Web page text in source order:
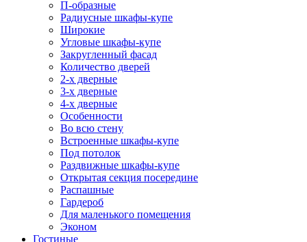
П-образные
Радиусные шкафы-купе
Широкие
Угловые шкафы-купе
Закругленный фасад
Количество дверей
2-х дверные
3-х дверные
4-х дверные
Особенности
Во всю стену
Встроенные шкафы-купе
Под потолок
Раздвижные шкафы-купе
Открытая секция посередине
Распашные
Гардероб
Для маленького помещения
Эконом
Гостиные